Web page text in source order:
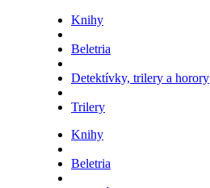
Knihy
Beletria
Detektívky, trilery a horory
Trilery
Knihy
Beletria